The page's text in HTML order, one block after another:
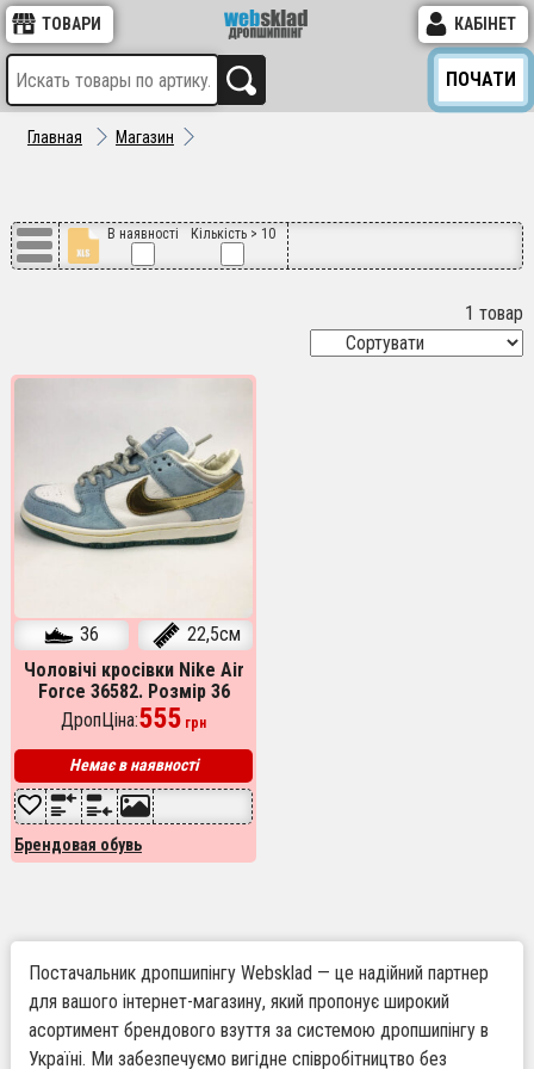
ТОВАРИ КАБІНЕТ
ПОЧАТИ
Главная Магазин
В наявності Кількість > 10
1 товар
36
22,5см
Чоловічі кросівки Nike Air
Force 36582. Розмір 36
ДропЦіна:555 грн
Немає в наявності
Брендовая обувь
Постачальник дропшипінгу Websklad — це надійний партнер
для вашого інтернет-магазину, який пропонує широкий
асортимент брендового взуття за системою дропшипінгу в
Україні. Ми забезпечуємо вигідне співробітництво без